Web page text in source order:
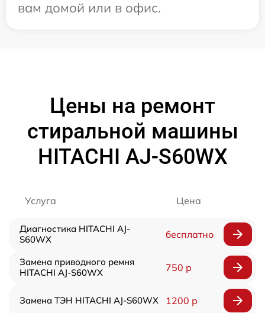
вам домой или в офис.
Цены на ремонт
стиральной машины
HITACHI AJ-S60WX
Услуга Цена
Диагностика HITACHI AJ-
S60WX
бесплатно
Замена приводного ремня
HITACHI AJ-S60WX
750 р
Замена ТЭН HITACHI AJ-S60WX 1200 р